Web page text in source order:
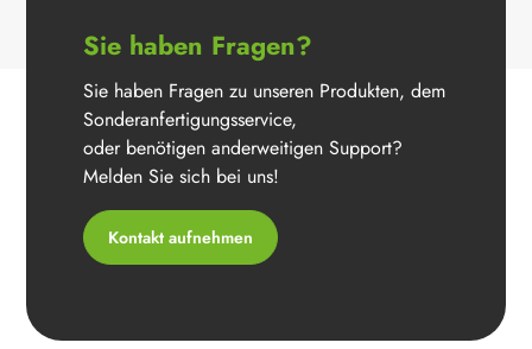
Sie haben Fragen?
Sie haben Fragen zu unseren Produkten, dem
Sonderanfertigungsservice,
oder benötigen anderweitigen Support?
Melden Sie sich bei uns!
Kontakt aufnehmen